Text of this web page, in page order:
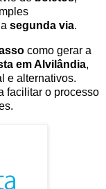
segunda via.
como gerar a
em Alvilândia,
e alternativos.
facilitar o processo